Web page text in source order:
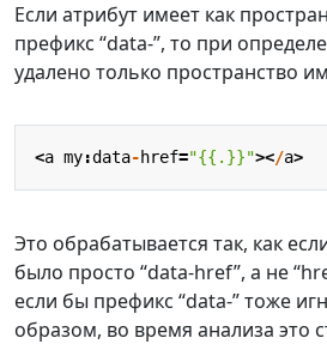
Если атрибут имеет как
префикс “data-”, то при
удалено только пространство
<a my:data-href="{{.}}"></a>
Это обрабатывается так, как
было просто “data-href”, а не
если бы префикс “data-” тоже
образом, во время анализа это